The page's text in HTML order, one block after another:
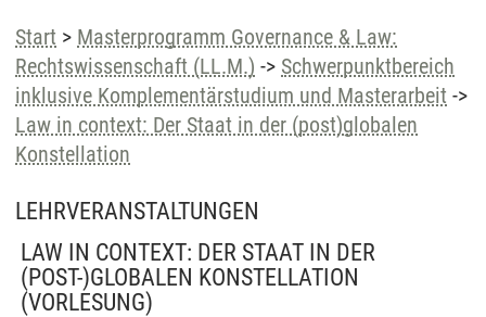
Start > Masterprogramm Governance & Law:
Rechtswissenschaft (LL.M.) -> Schwerpunktbereich
inklusive Komplementärstudium und Masterarbeit ->
Law in context: Der Staat in der (post)globalen
Konstellation
LEHRVERANSTALTUNGEN
LAW IN CONTEXT: DER STAAT IN DER
(POST-)GLOBALEN KONSTELLATION
(VORLESUNG)